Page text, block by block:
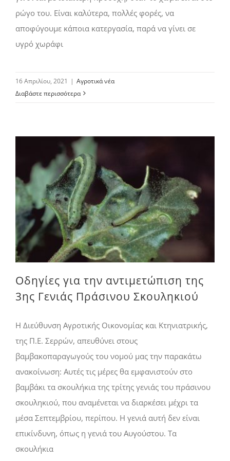
ρώγο του. Είναι καλύτερα, πολλές φορές, να
αποφύγουμε κάποια κατεργασία, παρά να γίνει σε
υγρό χωράφι
16 Απριλίου, 2021 | Αγροτικά νέα
Διαβάστε περισσότερα
Οδηγίες για την αντιμετώπιση της
3ης Γενιάς Πράσινου Σκουληκιού
Η Διεύθυνση Αγροτικής Οικονομίας και Κτηνιατρικής,
της Π.Ε. Σερρών, απευθύνει στους
βαμβακοπαραγωγούς του νομού μας την παρακάτω
ανακοίνωση: Αυτές τις μέρες θα εμφανιστούν στο
βαμβάκι τα σκουλήκια της τρίτης γενιάς του πράσινου
σκουληκιού, που αναμένεται να διαρκέσει μέχρι τα
μέσα Σεπτεμβρίου, περίπου. Η γενιά αυτή δεν είναι
επικίνδυνη, όπως η γενιά του Αυγούστου. Τα
σκουλήκια